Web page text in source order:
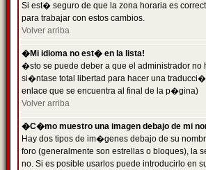
Si est� seguro de que la zona horaria es
para trabajar con estos cambios.
Volver arriba
�Mi idioma no est� en la lista!
�sto se puede deber a que el administrador
si�ntase total libertad para hacer una
enlace que se encuentra al final de la p�gina)
Volver arriba
�C�mo muestro una imagen debajo de mi
Hay dos tipos de im�genes debajo de su
foro (generalmente son estrellas o bloques), la
no. Si es posible usarlos puede introducirlo en